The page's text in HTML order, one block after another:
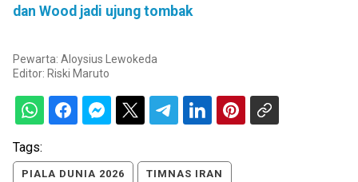
dan Wood jadi ujung tombak
Pewarta: Aloysius Lewokeda
Editor: Riski Maruto
Tags:
PIALA DUNIA 2026 TIMNAS IRAN